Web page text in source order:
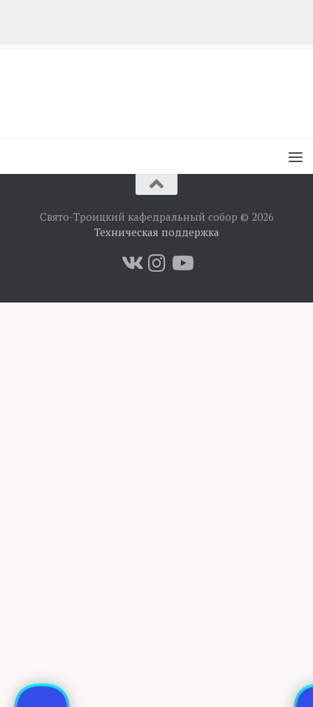
Свято-Троицкий кафедральный собор © 2026
Техническая поддержка